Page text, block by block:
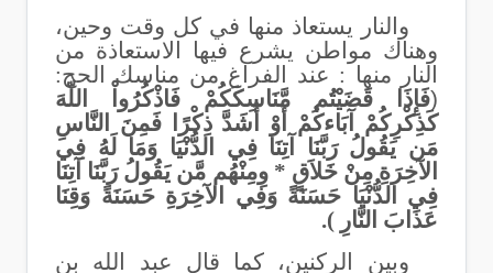
والنار يستعاذ منها في كل وقت وحين،
وهناك مواطن يشرع فيها الاستعاذة من
النار منها : عند الفراغ من مناسك الحج:
)فَإِذَا قَضَيْتُم مَّنَاسِكَكُمْ فَاذْكُرُواْ اللّهَ
كَذِكْرِكُمْ آبَاءكُمْ أَوْ أَشَدَّ ذِكْرًا فَمِنَ النَّاسِ
مَن يَقُولُ رَبَّنَا آتِنَا فِي الدُّنْيَا وَمَا لَهُ فِي
الآخِرَةِ مِنْ خَلاَقٍ * وِمِنْهُم مَّن يَقُولُ رَبَّنَا آتِنَا
فِي الدُّنْيَا حَسَنَةً وَفِي الآخِرَةِ حَسَنَةً وَقِنَا
عَذَابَ النَّارِ ).
وبين الركنين، كما قال عبد الله بن